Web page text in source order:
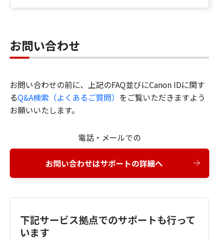
お問い合わせ
お問い合わせの前に、上記のFAQ並びにCanon IDに関す
るQ&A検索（よくあるご質問） をご覧いただきますよう
お願いいたします。
電話・メールでの
お問い合わせはサポートの詳細へ
下記サービス拠点でのサポートも行って
います